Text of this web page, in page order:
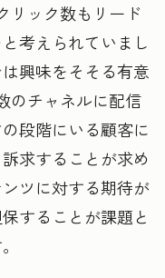
リック数もリード
考えられていまし
興味をそそる有意
のチャネルに配信
段階にいる顧客に
求することが求め
ツに対する期待が
することが課題と